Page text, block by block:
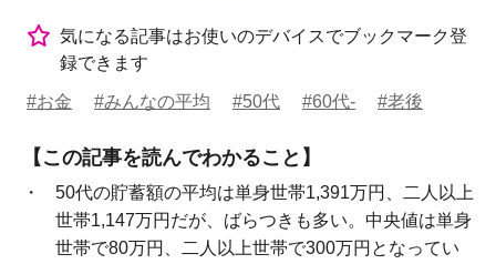
気になる記事はお使いのデバイスでブックマーク登
録できます
#お金 #みんなの平均 #50代 #60代- #老後
【この記事を読んでわかること】
50代の貯蓄額の平均は単身世帯1,391万円、二人以上
世帯1,147万円だが、ばらつきも多い。中央値は単身
世帯で80万円、二人以上世帯で300万円となってい